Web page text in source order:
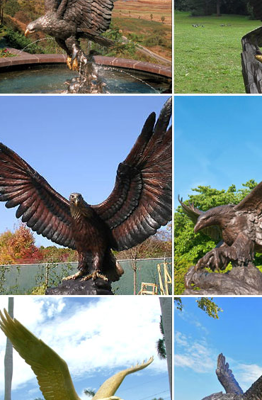
23…
собаки по китайской философии Фэн-шуй
символ ассоциируется с материальными благами.Из
— образец преданности и любви.Этот
«верного…
декора статуэтка собаки Magnesia – купить в
изготовления — природный минерал магнезит
статуэтки собак самых разных
профессий и хобби – купить в интернет-
Полистоун.УвеличитьВ корзину Статуэтки
955 руб.1 857 руб.УвеличитьВ корзину
320 руб.11 704 руб.
| Символ года | Каталог
декоративные Статуэтки ангелов Статуэтки
веток: 100% PE литая хвоя (Premium) PE-